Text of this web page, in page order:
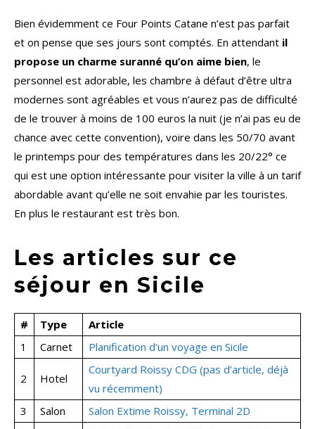
Bien évidemment ce Four Points Catane n’est pas parfait
et on pense que ses jours sont comptés. En attendant il
propose un charme suranné qu’on aime bien, le
personnel est adorable, les chambre à défaut d’être ultra
modernes sont agréables et vous n’aurez pas de difficulté
de le trouver à moins de 100 euros la nuit (je n’ai pas eu de
chance avec cette convention), voire dans les 50/70 avant
le printemps pour des températures dans les 20/22° ce
qui est une option intéressante pour visiter la ville à un tarif
abordable avant qu’elle ne soit envahie par les touristes.
En plus le restaurant est très bon.
Les articles sur ce
séjour en Sicile
# Type
Article
1
Carnet Planification d’un voyage en Sicile
2 Hotel
Courtyard Roissy CDG (pas d’article, déjà
vu récemment)
3
Salon Salon Extime Roissy, Terminal 2D